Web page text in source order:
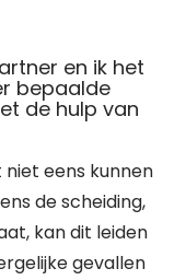
en ik het
bepaalde
de hulp van
eens kunnen
de scheiding,
kan dit leiden
gevallen